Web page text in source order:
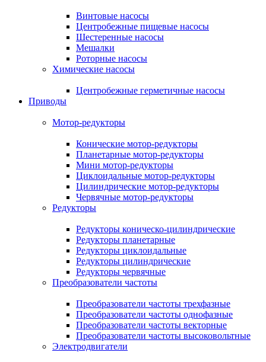
Винтовые насосы
Центробежные пищевые насосы
Шестеренные насосы
Мешалки
Роторные насосы
Химические насосы
Центробежные герметичные насосы
Приводы
Мотор-редукторы
Конические мотор-редукторы
Планетарные мотор-редукторы
Мини мотор-редукторы
Циклоидальные мотор-редукторы
Цилиндрические мотор-редукторы
Червячные мотор-редукторы
Редукторы
Редукторы коническо-цилиндрические
Редукторы планетарные
Редукторы циклоидальные
Редукторы цилиндрические
Редукторы червячные
Преобразователи частоты
Преобразователи частоты трехфазные
Преобразователи частоты однофазные
Преобразователи частоты векторные
Преобразователи частоты высоковольтные
Электродвигатели